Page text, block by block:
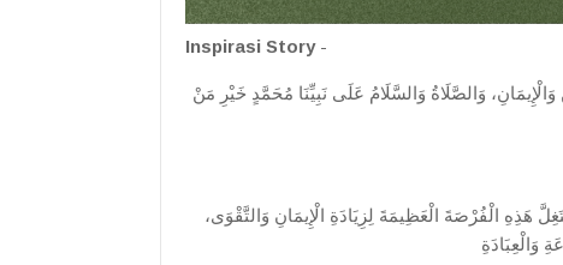
Inspirasi Story-
وَالصَّلَاةُ وَالسَّلَامُ عَلَى نَبِيِّنَا مُحَمَّدٍ خَيْرِ مَنْ
هَذِهِ الْفُرْصَةَ الْعَظِيمَةَ لِزِيَادَةِ الْإِيمَانِ وَالتَّقْوَى،